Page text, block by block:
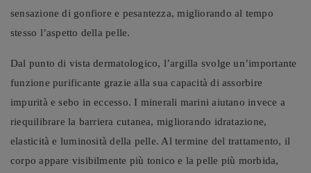
sensazione di gonfiore e pesantezza, migliorando al tempo
stesso l’aspetto della pelle.
Dal punto di vista dermatologico, l’argilla svolge un’importante
funzione purificante grazie alla sua capacità di assorbire
impurità e sebo in eccesso. I minerali marini aiutano invece a
riequilibrare la barriera cutanea, migliorando idratazione,
elasticità e luminosità della pelle. Al termine del trattamento, il
corpo appare visibilmente più tonico e la pelle più morbida,